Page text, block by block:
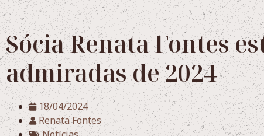
Sócia Renata Fontes
admiradas de 2024
18/04/2024
Renata Fontes